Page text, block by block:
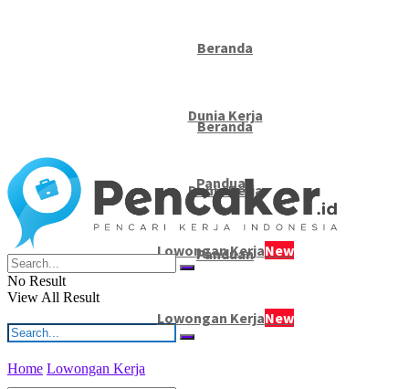
Beranda
Dunia Kerja
Panduan
Lowongan KerjaNew
Beranda
Dunia Kerja
Panduan
Lowongan KerjaNew
No Result
View All Result
Home Lowongan Kerja